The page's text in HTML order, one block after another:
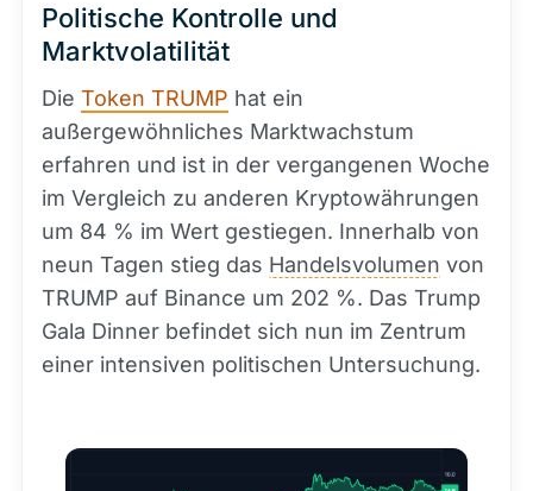
Politische Kontrolle und
Marktvolatilität
Die Token TRUMP hat ein
außergewöhnliches Marktwachstum
erfahren und ist in der vergangenen Woche
im Vergleich zu anderen Kryptowährungen
um 84 % im Wert gestiegen. Innerhalb von
neun Tagen stieg das Handelsvolumen von
TRUMP auf Binance um 202 %. Das Trump
Gala Dinner befindet sich nun im Zentrum
einer intensiven politischen Untersuchung.